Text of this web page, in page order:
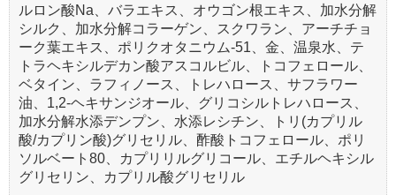
ルロン酸Na、バラエキス、オウゴン根エキス、加水分解
シルク、加水分解コラーゲン、スクワラン、アーチチョ
ーク葉エキス、ポリクオタニウム-51、金、温泉水、テ
トラヘキシルデカン酸アスコルビル、トコフェロール、
ベタイン、ラフィノース、トレハロース、サフラワー
油、1,2-ヘキサンジオール、グリコシルトレハロース、
加水分解水添デンプン、水添レシチン、トリ(カプリル
酸/カプリン酸)グリセリル、酢酸トコフェロール、ポリ
ソルベート80、カプリリルグリコール、エチルヘキシル
グリセリン、カプリル酸グリセリル